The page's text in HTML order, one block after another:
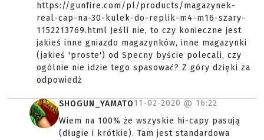
https://gunfire.com/pl/products/magazynek-
real-cap-na-30-kulek-do-replik-m4-m16-szary-
1152213769.html Jeśli nie, to czy konieczne jest
jakieś inne gniazdo magazynków, inne magazynki
(jakieś 'proste') od Specny byście polecali, czy
ogólnie nie idzie tego spasować? Z góry dzięki za
odpowiedż
SHOGUN_YAMATO11-02-2020 @ 16:22
Wiem na 100% że wszyskie hi-capy pasują
(długie i krótkie). Tam jest standardowa